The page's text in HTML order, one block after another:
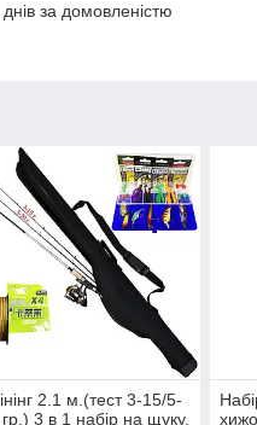
за домовленістю
2.1 м.(тест 3-15/5-
3 в 1 набір на щуку,